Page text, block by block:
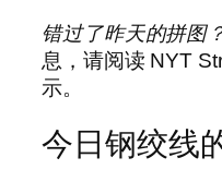
错过了昨天的拼图
息，请阅读 NYT
示。
今日钢绞线